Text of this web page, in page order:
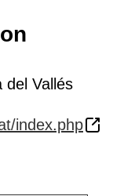
del Vallés
index.php